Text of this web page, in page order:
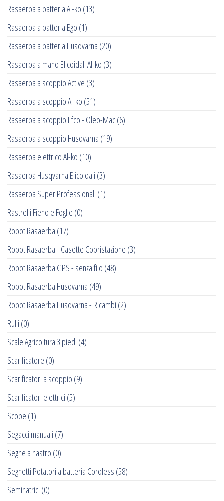
Rasaerba a batteria Al-ko (13)
Rasaerba a batteria Ego (1)
Rasaerba a batteria Husqvarna (20)
Rasaerba a mano Elicoidali Al-ko (3)
Rasaerba a scoppio Active (3)
Rasaerba a scoppio Al-ko (51)
Rasaerba a scoppio Efco - Oleo-Mac(6)
Rasaerba a scoppio Husqvarna (19)
Rasaerba elettrico Al-ko (10)
Rasaerba Husqvarna Elicoidali (3)
Rasaerba Super Professionali (1)
Rastrelli Fieno e Foglie (0)
Robot Rasaerba (17)
Robot Rasaerba - Casette Copristazione (3)
Robot Rasaerba GPS - senza filo (48)
Robot Rasaerba Husqvarna (49)
Robot Rasaerba Husqvarna - Ricambi (2)
Rulli (0)
Scale Agricoltura 3 piedi (4)
Scarificatore (0)
Scarificatori a scoppio (9)
Scarificatori elettrici (5)
Scope (1)
Segacci manuali (7)
Seghe a nastro (0)
Seghetti Potatori a batteria Cordless (58)
Seminatrici (0)